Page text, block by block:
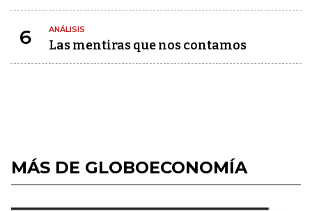
6 ANÁLISIS
Las mentiras que nos contamos
MÁS DE GLOBOECONOMÍA